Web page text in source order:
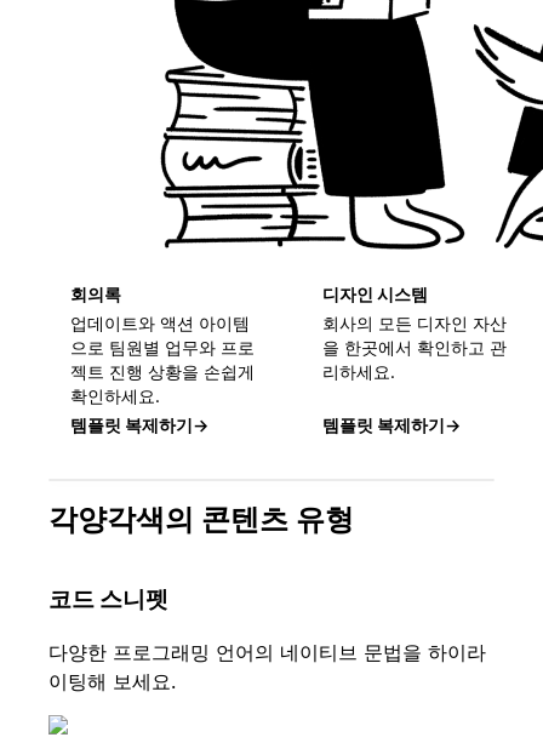
회의록
업데이트와 액션 아이템
으로 팀원별 업무와 프로
젝트 진행 상황을 손쉽게
확인하세요.
템플릿 복제하기→
디자인 시스템
회사의 모든 디자인 자산
을 한곳에서 확인하고 관
리하세요.
템플릿 복제하기→
각양각색의 콘텐츠 유형
코드 스니펫
다양한 프로그래밍 언어의 네이티브 문법을 하이라
이팅해 보세요.